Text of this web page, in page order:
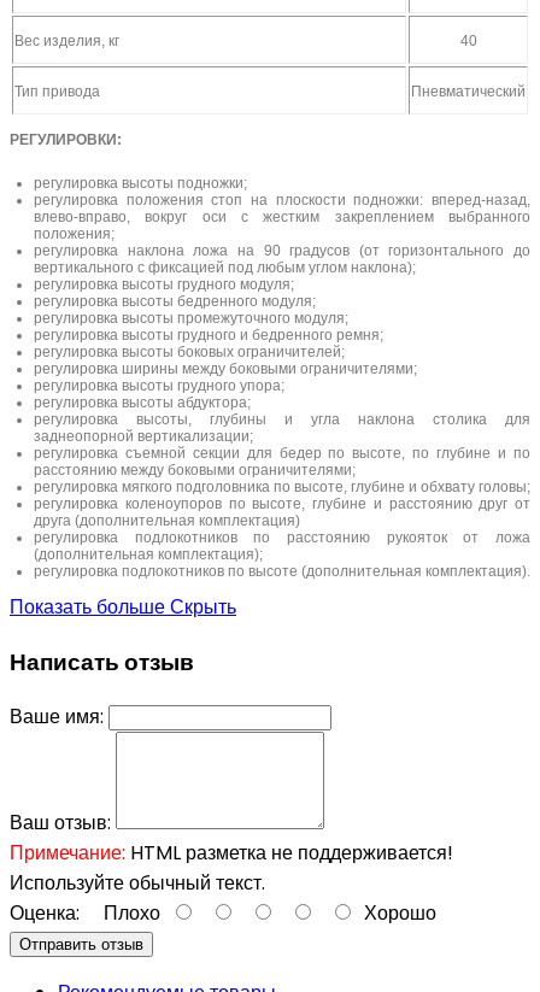
Вес изделия, кг 40
Тип привода Пневматический
РЕГУЛИРОВКИ:
регулировка высоты подножки;
регулировка положения стоп на плоскости подножки: вперед-назад,
влево-вправо, вокруг оси с жестким закреплением выбранного
положения;
регулировка наклона ложа на 90 градусов (от горизонтального до
вертикального с фиксацией под любым углом наклона);
регулировка высоты грудного модуля;
регулировка высоты бедренного модуля;
регулировка высоты промежуточного модуля;
регулировка высоты грудного и бедренного ремня;
регулировка высоты боковых ограничителей;
регулировка ширины между боковыми ограничителями;
регулировка высоты грудного упора;
регулировка высоты абдуктора;
регулировка высоты, глубины и угла наклона столика для
заднеопорной вертикализации;
регулировка съемной секции для бедер по высоте, по глубине и по
расстоянию между боковыми ограничителями;
регулировка мягкого подголовника по высоте, глубине и обхвату головы;
регулировка коленоупоров по высоте, глубине и расстоянию друг от
друга (дополнительная комплектация)
регулировка подлокотников по расстоянию рукояток от ложа
(дополнительная комплектация);
регулировка подлокотников по высоте (дополнительная комплектация).
Показать большеСкрыть
Написать отзыв
Ваше имя:
Ваш отзыв:
Примечание: HTML разметка не поддерживается!
Используйте обычный текст.
Оценка: Плохо Хорошо
Отправить отзыв